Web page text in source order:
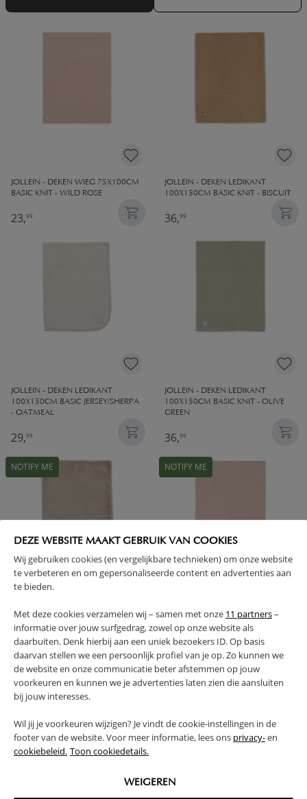
DEZE WEBSITE MAAKT GEBRUIK VAN COOKIES
Wij gebruiken cookies (en vergelijkbare technieken) om onze website
te verbeteren en om gepersonaliseerde content en advertenties aan
te bieden.
Met deze cookies verzamelen wij – samen met onze 11 partners–
informatie over jouw surfgedrag, zowel op onze website als
daarbuiten. Denk hierbij aan een uniek bezoekers ID. Op basis
daarvan stellen we een persoonlijk profiel van je op. Zo kunnen we
de website en onze communicatie beter afstemmen op jouw
voorkeuren en kunnen we je advertenties laten zien die aansluiten
bij jouw interesses.
Wil jij je voorkeuren wijzigen? Je vindt de cookie-instellingen in de
footer van de website. Voor meer informatie, lees ons privacy-en
cookiebeleid. Toon cookiedetails.
WEIGEREN
besteld op werkdagen = morgen in huis.
JOLLEIN - DEKEN WIEG 75X100CM
BASIC KNIT - WILD ROSE
23,99
JOLLEIN - DEKEN LEDIKANT
100X150CM BASIC KNIT - BISCUIT
36,99
JOLLEIN - DEKEN LEDIKANT
100X150CM BASIC JERSEY/SHERPA
- OATMEAL
29,99
JOLLEIN - DEKEN LEDIKANT
100X150CM BASIC KNIT - OLIVE
GREEN
36,99
NOTIFY ME
JOLLEIN - DEKEN LEDIKANT
- WARM SAND
29,99
NOTIFY ME
JOLLEIN - DEKEN LEDIKANT
100X150CM BASIC KNIT - WILD
ROSE
36,99
1 - 6 van 6 resultaten